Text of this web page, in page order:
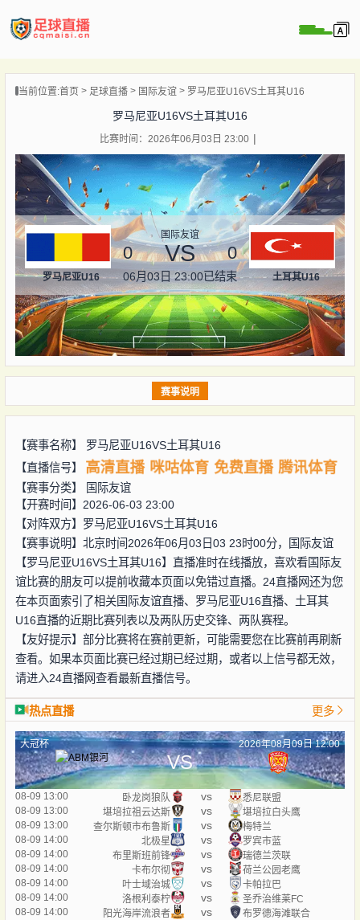
播
闻
当前位置:首页 足球直播 国际友谊 罗马尼亚U16VS土耳其U16
罗马尼亚U16VS土耳其U16
比赛时间：2026年06月03日 23:00
罗马尼亚U16
国际友谊
0 VS 0
06月03日 23:00已结束 土耳其U16
赛事说明
【赛事名称】 罗马尼亚U16VS土耳其U16
【直播信号】
高清直播 咪咕体育 免费直播 腾讯体育
【赛事分类】
国际友谊
【开赛时间】2026-06-03 23:00
【对阵双方】 罗马尼亚U16VS土耳其U16
【赛事说明】北京时间2026年06月03日03 23时00分，国际友谊
【罗马尼亚U16VS土耳其U16】直播准时在线播放，喜欢看国际友
谊比赛的朋友可以提前收藏本页面以免错过直播。24直播网还为您
在本页面索引了相关国际友谊直播、罗马尼亚U16直播、土耳其
U16直播的近期比赛列表以及两队历史交锋、两队赛程。
【友好提示】部分比赛将在赛前更新，可能需要您在比赛前再刷新
查看。如果本页面比赛已经过期已经过期，或者以上信号都无效，
请进入24直播网查看最新直播信号。
热点直播 更多
大冠杯 2026年08月09日 12:00
VS
08-09 13:00 卧龙岗狼队 vs
悉尼联盟
08-09 13:00
堪培拉祖云达斯 vs
堪培拉白头鹰
08-09 13:00
查尔斯顿市布鲁斯 vs
梅特兰
08-09 14:00
北极星 vs
罗宾市蓝
08-09 14:00
布里斯班前锋 vs
瑞德兰茨联
08-09 14:00
卡布尔彻 vs
荷兰公园老鹰
08-09 14:00
叶士域治城 vs
卡帕拉巴
08-09 14:00
洛根利泰柠 vs
圣乔治维莱FC
08-09 14:00
阳光海岸流浪者 vs 布罗德海滩联合